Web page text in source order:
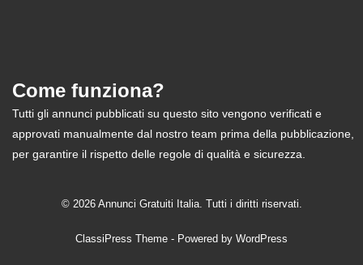
Come funziona?
Tutti gli annunci pubblicati su questo sito vengono verificati e
approvati manualmente dal nostro team prima della pubblicazione,
per garantire il rispetto delle regole di qualità e sicurezza.
© 2026 Annunci Gratuiti Italia. Tutti i diritti riservati.
ClassiPress Theme - Powered by WordPress